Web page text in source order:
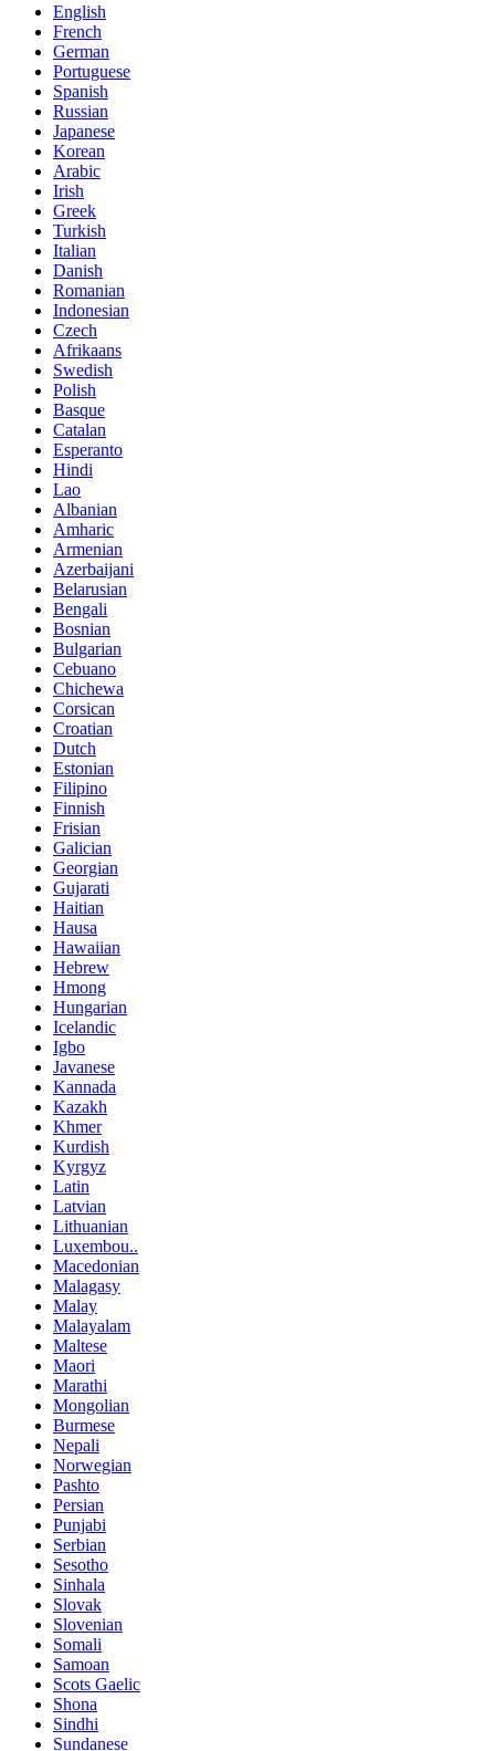
English
French
German
Portuguese
Spanish
Russian
Japanese
Korean
Arabic
Irish
Greek
Turkish
Italian
Danish
Romanian
Indonesian
Czech
Afrikaans
Swedish
Polish
Basque
Catalan
Esperanto
Hindi
Lao
Albanian
Amharic
Armenian
Azerbaijani
Belarusian
Bengali
Bosnian
Bulgarian
Cebuano
Chichewa
Corsican
Croatian
Dutch
Estonian
Filipino
Finnish
Frisian
Galician
Georgian
Gujarati
Haitian
Hausa
Hawaiian
Hebrew
Hmong
Hungarian
Icelandic
Igbo
Javanese
Kannada
Kazakh
Khmer
Kurdish
Kyrgyz
Latin
Latvian
Lithuanian
Luxembou..
Macedonian
Malagasy
Malay
Malayalam
Maltese
Maori
Marathi
Mongolian
Burmese
Nepali
Norwegian
Pashto
Persian
Punjabi
Serbian
Sesotho
Sinhala
Slovak
Slovenian
Somali
Samoan
Scots Gaelic
Shona
Sindhi
Sundanese